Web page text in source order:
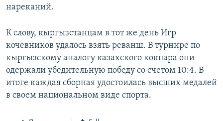
нареканий.
К слову, кыргызстанцам в тот же день Игр
кочевников удалось взять реванш. В турнире по
кыргызскому аналогу казахского кокпара они
одержали убедительную победу со счетом 10:4. В
итоге каждая сборная удостоилась высших медалей
в своем национальном виде спорта.